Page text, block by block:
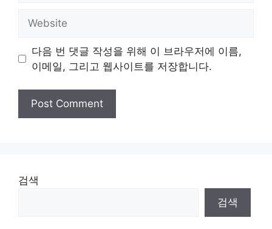
다음 번 댓글 작성을 위해 이 브라우저에 이름,
이메일, 그리고 웹사이트를 저장합니다.
검색
검색